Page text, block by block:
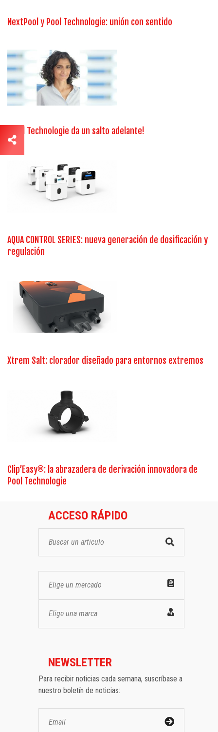
NextPool y Pool Technologie: unión con sentido
¡Pool Technologie da un salto adelante!
AQUA CONTROL SERIES: nueva generación de dosificación y
regulación
Xtrem Salt: clorador diseñado para entornos extremos
Clip’Easy®: la abrazadera de derivación innovadora de
Pool Technologie
ACCESO RÁPIDO
Elige un mercado
Elige una marca
NEWSLETTER
Para recibir noticias cada semana, suscríbase a
nuestro boletín de noticias: